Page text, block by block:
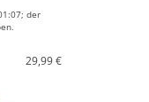
der
29,99 €